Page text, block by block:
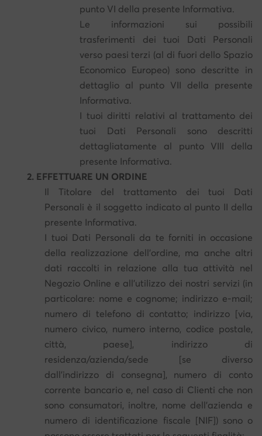
punto VI della presente Informativa.
Le informazioni sui possibili
trasferimenti dei tuoi Dati Personali
verso paesi terzi (al di fuori dello Spazio
Economico Europeo) sono descritte in
dettaglio al punto VII della presente
Informativa.
I tuoi diritti relativi al trattamento dei
tuoi Dati Personali sono descritti
dettagliatamente al punto VIII della
presente Informativa.
2. EFFETTUARE UN ORDINE
Il Titolare del trattamento dei tuoi Dati
Personali è il soggetto indicato al punto II della
presente Informativa.
I tuoi Dati Personali da te forniti in occasione
della realizzazione dell'ordine, ma anche altri
dati raccolti in relazione alla tua attività nel
Negozio Online e all'utilizzo dei nostri servizi (in
particolare: nome e cognome; indirizzo e-mail;
numero di telefono di contatto; indirizzo [via,
numero civico, numero interno, codice postale,
città, paese], indirizzo di
residenza/azienda/sede [se diverso
dall'indirizzo di consegna], numero di conto
corrente bancario e, nel caso di Clienti che non
sono consumatori, inoltre, nome dell'azienda e
numero di identificazione fiscale [NIF]) sono o